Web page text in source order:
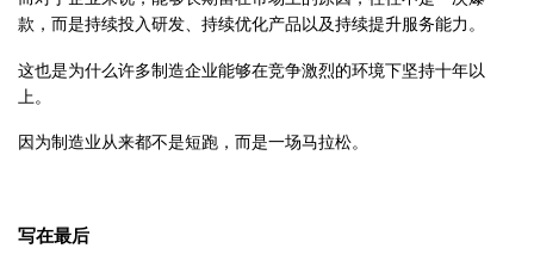
款，而是持续投入研发、持续优化产品以及持续提升服务能力。
这也是为什么许多制造企业能够在竞争激烈的环境下坚持十年以
上。
因为制造业从来都不是短跑，而是一场马拉松。
写在最后